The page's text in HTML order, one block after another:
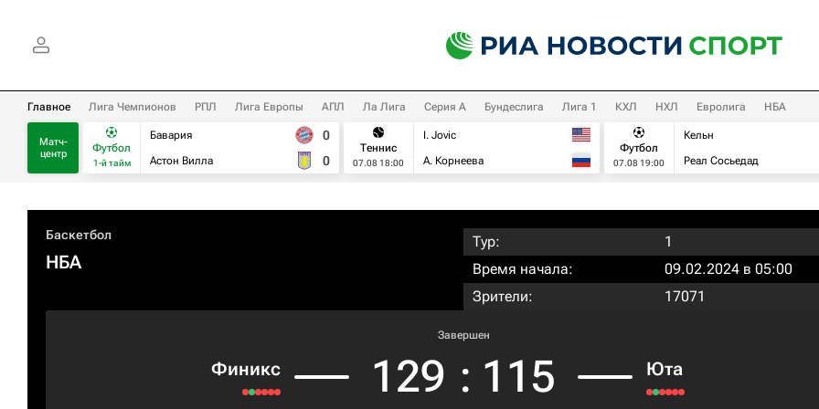
Главное Лига Чемпионов РПЛ Лига Европы АПЛ Ла Лига Серия А Бундеслига Лига 1 КХЛ НХЛ Евролига НБА
Матч-
центр
Футбол
1-й тайм
Бавария
Астон Вилла
0
0
Теннис
07.08 18:00
I. Jovic
А. Корнеева
Футбол
07.08 19:00
Кельн
Реал Сосьедад
Баскетбол
НБА
Тур:
1
Время начала:
09.02.2024 в 05:00
Зрители:
17071
Финикс
Завершен
129 : 115 Юта